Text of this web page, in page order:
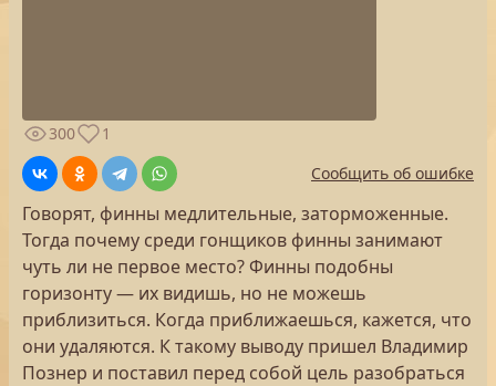
300
1
Сообщить об ошибке
Говорят, финны медлительные, заторможенные.
Тогда почему среди гонщиков финны занимают
чуть ли не первое место? Финны подобны
горизонту — их видишь, но не можешь
приблизиться. Когда приближаешься, кажется, что
они удаляются. К такому выводу пришел Владимир
Познер и поставил перед собой цель разобраться